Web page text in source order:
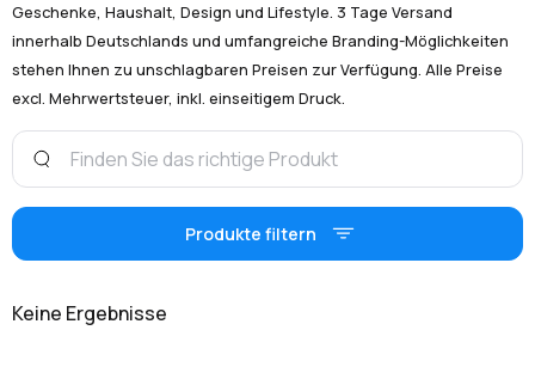
Geschenke, Haushalt, Design und Lifestyle. 3 Tage Versand
innerhalb Deutschlands und umfangreiche Branding-Möglichkeiten
stehen Ihnen zu unschlagbaren Preisen zur Verfügung. Alle Preise
excl. Mehrwertsteuer, inkl. einseitigem Druck.
Produkte filtern
Keine Ergebnisse